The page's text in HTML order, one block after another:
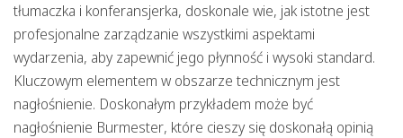
tłumaczka i konferansjerka, doskonale wie, jak istotne jest
profesjonalne zarządzanie wszystkimi aspektami
wydarzenia, aby zapewnić jego płynność i wysoki standard.
Kluczowym elementem w obszarze technicznym jest
nagłośnienie. Doskonałym przykładem może być
nagłośnienie Burmester, które cieszy się doskonałą opinią